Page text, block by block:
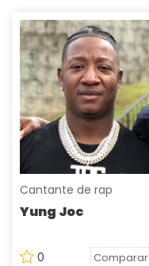
Cantante de rap
Yung Joc
0 Comparar